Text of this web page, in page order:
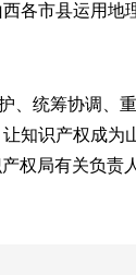
各市县运用地
统筹协调、
知识产权成
权局有关负责